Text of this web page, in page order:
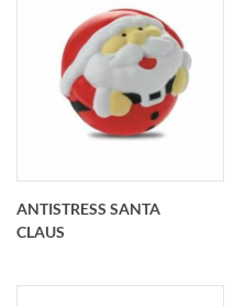
Antistress limone
personalizzato O 50
ANTISTRESS SANTA
CLAUS